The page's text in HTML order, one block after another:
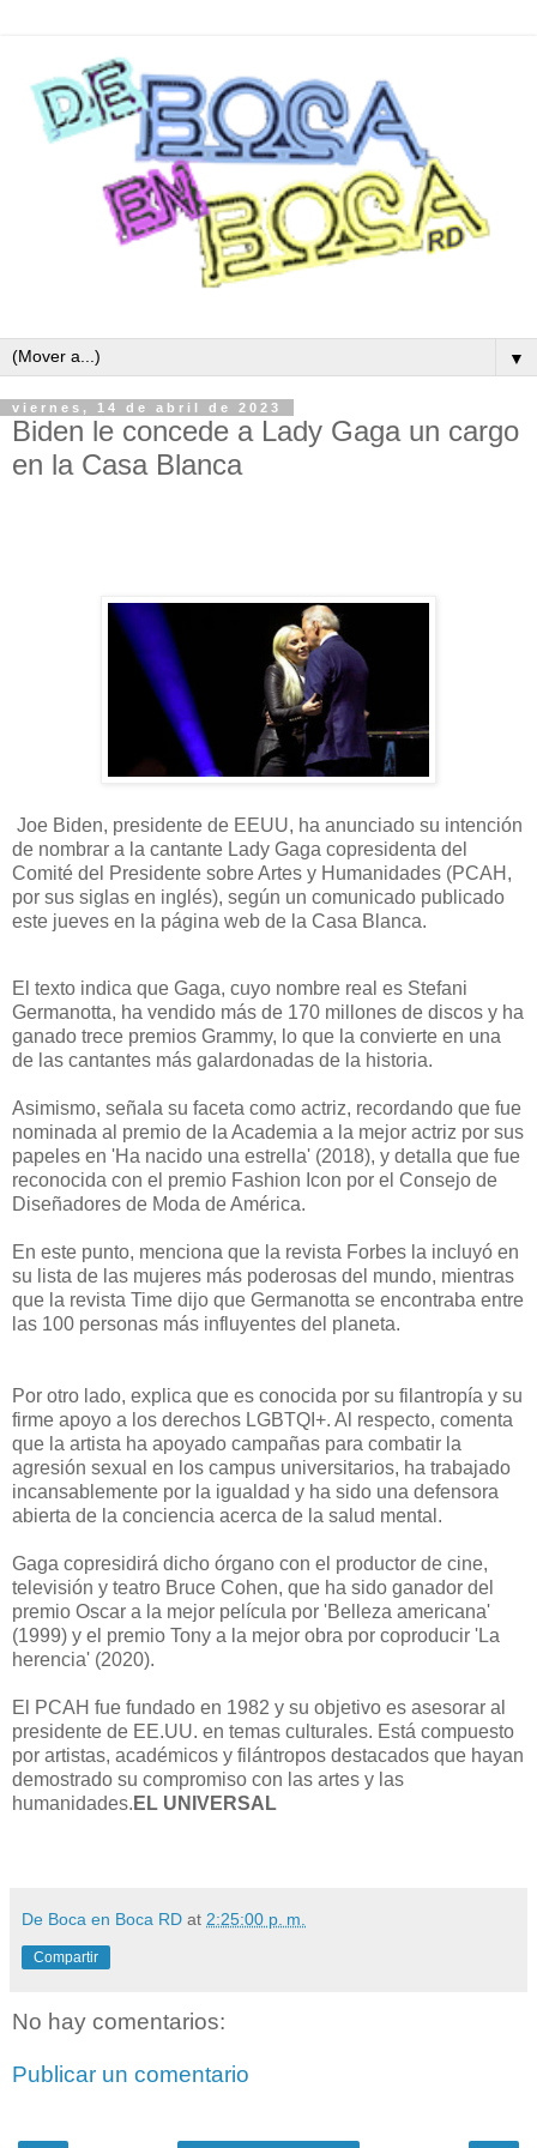
▼
viernes, 14 de abril de 2023
Biden le concede a Lady Gaga un cargo
en la Casa Blanca
Joe Biden, presidente de EEUU, ha anunciado su intención
de nombrar a la cantante Lady Gaga copresidenta del
Comité del Presidente sobre Artes y Humanidades (PCAH,
por sus siglas en inglés), según un comunicado publicado
este jueves en la página web de la Casa Blanca.
El texto indica que Gaga, cuyo nombre real es Stefani
Germanotta, ha vendido más de 170 millones de discos y ha
ganado trece premios Grammy, lo que la convierte en una
de las cantantes más galardonadas de la historia.
Asimismo, señala su faceta como actriz, recordando que fue
nominada al premio de la Academia a la mejor actriz por sus
papeles en 'Ha nacido una estrella' (2018), y detalla que fue
reconocida con el premio Fashion Icon por el Consejo de
Diseñadores de Moda de América.
En este punto, menciona que la revista Forbes la incluyó en
su lista de las mujeres más poderosas del mundo, mientras
que la revista Time dijo que Germanotta se encontraba entre
las 100 personas más influyentes del planeta.
Por otro lado, explica que es conocida por su filantropía y su
firme apoyo a los derechos LGBTQI+. Al respecto, comenta
que la artista ha apoyado campañas para combatir la
agresión sexual en los campus universitarios, ha trabajado
incansablemente por la igualdad y ha sido una defensora
abierta de la conciencia acerca de la salud mental.
Gaga copresidirá dicho órgano con el productor de cine,
televisión y teatro Bruce Cohen, que ha sido ganador del
premio Oscar a la mejor película por 'Belleza americana'
(1999) y el premio Tony a la mejor obra por coproducir 'La
herencia' (2020).
El PCAH fue fundado en 1982 y su objetivo es asesorar al
presidente de EE.UU. en temas culturales. Está compuesto
por artistas, académicos y filántropos destacados que hayan
demostrado su compromiso con las artes y las
humanidades. EL UNIVERSAL
De Boca en Boca RD at 2:25:00 p. m.
Compartir
No hay comentarios:
Publicar un comentario